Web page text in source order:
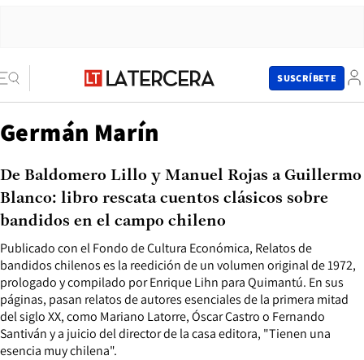
SUSCRÍBETE
Germán Marín
Publicado con el Fondo de Cultura Económica, Relatos de
bandidos chilenos es la reedición de un volumen original de 1972,
prologado y compilado por Enrique Lihn para Quimantú. En sus
páginas, pasan relatos de autores esenciales de la primera mitad
del siglo XX, como Mariano Latorre, Óscar Castro o Fernando
Santiván y a juicio del director de la casa editora, "Tienen una
esencia muy chilena".
De Baldomero Lillo y Manuel Rojas a Guillermo
Blanco: libro rescata cuentos clásicos sobre
bandidos en el campo chileno